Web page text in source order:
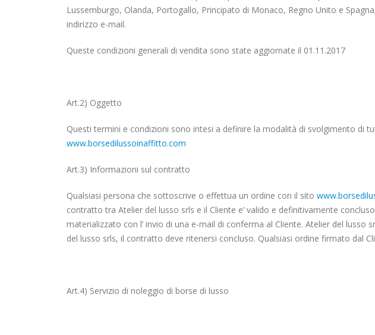
Lussemburgo, Olanda, Portogallo, Principato di Monaco, Regno Unito e
indirizzo e-mail.
Queste condizioni generali di vendita sono state aggiornate il 01.11.2017
Art.2) Oggetto
Questi termini e condizioni sono intesi a definire la modalità di svolgimento di
www.borsedilussoinaffitto.com
Art.3) Informazioni sul contratto
Qualsiasi persona che sottoscrive o effettua un ordine con il sito
contratto tra Atelier del lusso srls e il Cliente e’ valido e definitivamente
materializzato con l’ invio di una e-mail di conferma al Cliente. Atelier del
del lusso srls, il contratto deve ritenersi concluso. Qualsiasi ordine firmato dal
Art.4) Servizio di noleggio di borse di lusso